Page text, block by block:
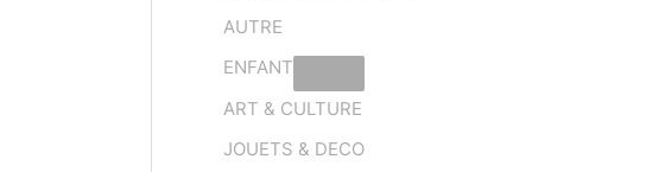
AUTRE
ENFANT
ART & CULTURE
JOUETS & DECO